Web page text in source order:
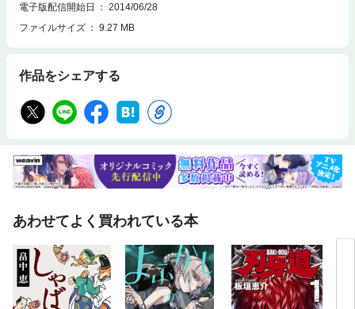
電子版配信開始日
2014/06/28
ファイルサイズ
9.27 MB
作品をシェアする
あわせてよく買われている本